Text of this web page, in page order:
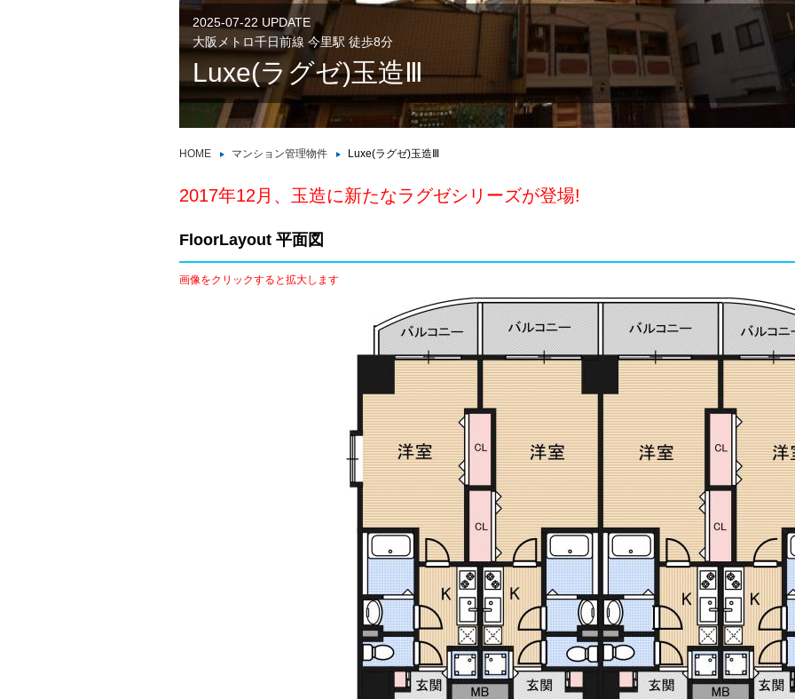
2025-07-22 UPDATE
大阪メトロ千日前線 今里駅 徒歩8分
Luxe(ラグゼ)玉造Ⅲ
HOME マンション管理物件 Luxe(ラグゼ)玉造Ⅲ
2017年12月、玉造に新たなラグゼシリーズが登場!
FloorLayout 平面図
画像をクリックすると拡大します